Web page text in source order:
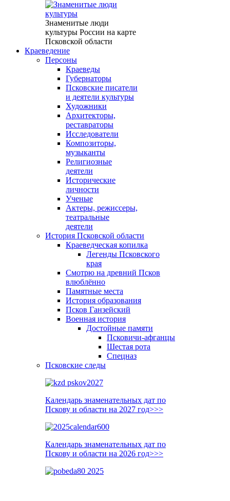
Знаменитые люди
культуры России на карте
Псковской области
Краеведение
Персоны
Краеведы
Губернаторы
Псковские писатели
и деятели культуры
Художники
Архитекторы,
реставраторы
Исследователи
Композиторы,
музыканты
Религиозные
деятели
Исторические
личности
Ученые
Актеры, режиссеры,
театральные
деятели
История Псковской области
Краеведческая копилка
Легенды Псковского
края
Смотрю на древний Псков
влюблённо
Памятные места
История образования
Псков Ганзейский
Военная история
Достойные памяти
Псковичи-афганцы
Шестая рота
Спецназ
Псковские следы
Календарь знаменательных дат по
Пскову и области на 2027 год>>>
Календарь знаменательных дат по
Пскову и области на 2026 год>>>